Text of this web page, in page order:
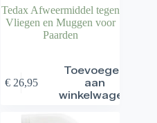
Tedax Afweermiddel tegen
Vliegen en Muggen voor
Paarden
€26,95
Toevoegen
aan
winkelwagen